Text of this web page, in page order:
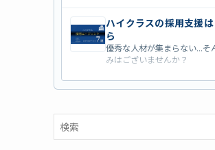
ハイクラスの採用支援は
ら
優秀な人材が集まらない...そ
みはございませんか？
営業職の採用支援はこ
した企業を七つ集めました！
外資系の採用支援はこ